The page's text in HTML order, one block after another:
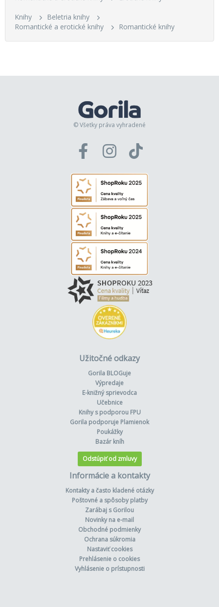
Knihy
Beletria knihy
Romantické a erotické knihy
Romantické knihy
© Všetky práva vyhradené
Užitočné odkazy
Gorila BLOGuje
Výpredaje
E-knižný sprievodca
Učebnice
Knihy s podporou FPU
Gorila podporuje Plamienok
Poukážky
Bazár kníh
Odstúpiť od zmluvy
Informácie a kontakty
Kontakty a často kladené otázky
Poštovné a spôsoby platby
Zarábaj s Gorilou
Novinky na e-mail
Obchodné podmienky
Ochrana súkromia
Nastaviť cookies
Prehlásenie o cookies
Vyhlásenie o prístupnosti